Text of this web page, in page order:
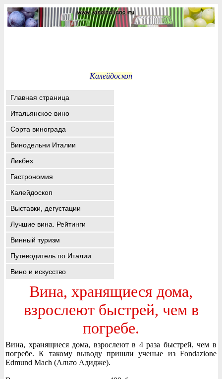
Калейдоскоп
Главная страница
Итальянское вино
Сорта винограда
Винодельни Италии
Ликбез
Гастрономия
Калейдоскоп
Выставки, дегустации
Лучшие вина. Рейтинги
Винный туризм
Путеводитель по Италии
Вино и искусство
Вина, хранящиеся дома,
взрослеют быстрей, чем в
погребе.
Вина, хранящиеся дома, взрослеют в 4 раза быстрей, чем в
погребе. К такому выводу пришли ученые из Fondazione
Edmund Mach (Альто Адидже).